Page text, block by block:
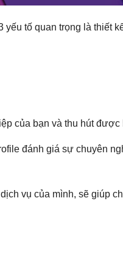
tố quan trọng là thiết
của bạn và thu hút được
đánh giá sự chuyên
vụ của mình, sẽ giúp